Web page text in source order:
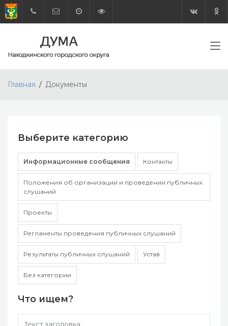
Главная Документы
Выберите категорию
Информационные сообщения Контакты
Положения об организации и проведении публичных
слушаний
Проекты
Регламенты проведения публичных слушаний
Результаты публичных слушаний Устав
Без категории
Что ищем?